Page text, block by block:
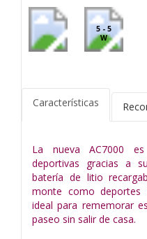
5 - 5
W
Características
La nueva AC7000
deportivas gracias a
batería de litio
monte como deportes
ideal para rememorar
paseo sin salir de casa.